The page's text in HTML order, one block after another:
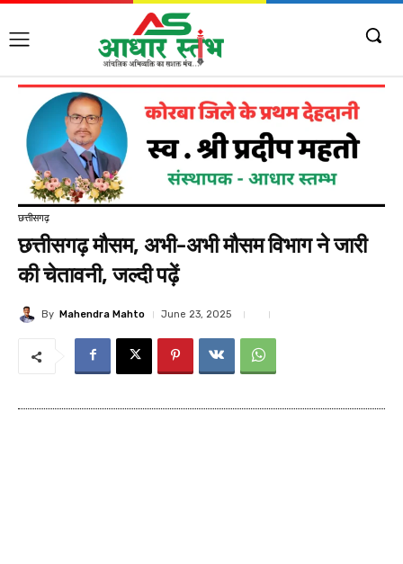
छत्तीसगढ़
छत्तीसगढ़ मौसम, अभी-अभी मौसम विभाग ने जारी
की चेतावनी, जल्दी पढ़ें
By Mahendra Mahto June 23, 2025